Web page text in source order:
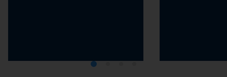
효율적인 제조 프로세스